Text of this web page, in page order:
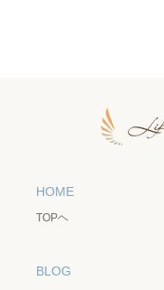
HOME
TOPヘ
BLOG